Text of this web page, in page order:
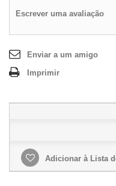
Escrever uma avaliação
Enviar a um amigo
Imprimir
Adicionar à Lista